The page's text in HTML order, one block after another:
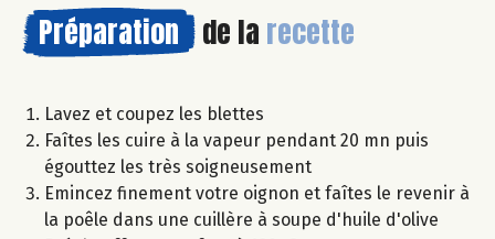
Préparation de la recette
Lavez et coupez les blettes
Faîtes les cuire à la vapeur pendant 20 mn puis
égouttez les très soigneusement
Emincez finement votre oignon et faîtes le revenir à
la poêle dans une cuillère à soupe d'huile d'olive